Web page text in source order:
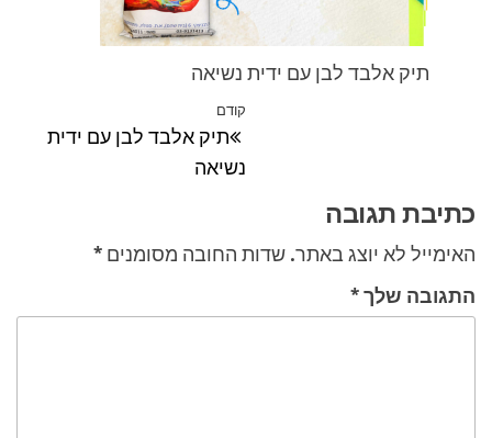
תיק אלבד לבן עם ידית נשיאה
הפוסט
הקודם
קודם
תיק אלבד לבן עם ידית
נשיאה
כתיבת תגובה
האימייל לא יוצג באתר. שדות החובה מסומנים *
התגובה שלך*